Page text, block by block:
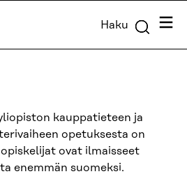
Haku
kauppatieteen ja
opetuksesta on
ovat ilmaisseet
enemmän suomeksi.